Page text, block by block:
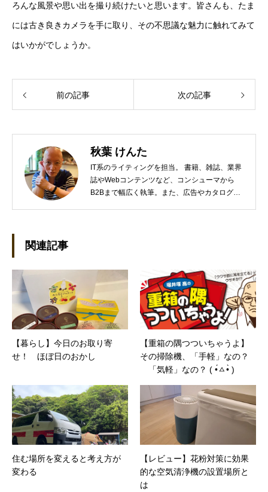
ろんな風景や思い出を撮り続けたいと思います。皆さんも、たま
には古き良きカメラを手に取り、その不思議な魅力に触れてみて
はいかがでしょうか。
前の記事 次の記事
秋葉 けんた
IT系のライティングを担当。 書籍、雑誌、業界
誌やWebコンテンツなど、コンシューマから
B2Bまで幅広く執筆。また、広告やカタログ、
ージ（SAN/NAS/LTO/SASなど）、セキュリテ
ィ（BIOS/UTM/情報漏えい対策/デザスタリカバ
リ/内部統制・コンプライアンス/ネットワーク
セキュリティ/メールセキュリティなど）、ネッ
トワーク（KVMスイッチ/グループウェア/サー
バ/資産管理/シンクライアント/ホスティングな
ど）、その他（.NET/BI/カタログ/各種戦略/導入
事例/パートナー取材など）…ほか、多数執筆。
●連絡先 メール：kenta@office-mica.com
関連記事
【暮らし】今日のお取り寄
せ！ ほぼ日のおかし
【重箱の隅つついちゃうよ】
その掃除機、「手軽」なの？
「気軽」なの？ ( •́ㅿ•̀ )
住む場所を変えると考え方が
変わる
【レビュー】花粉対策に効果
的な空気清浄機の設置場所と
は